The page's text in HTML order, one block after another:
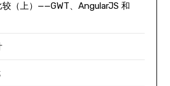
（上）——GWT、AngularJS 和